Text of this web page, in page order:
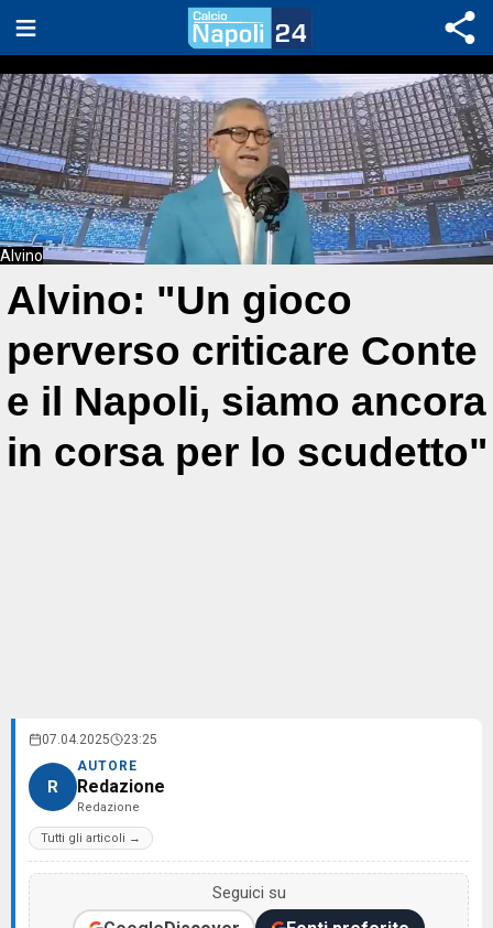
Alvino
Alvino: "Un gioco
perverso criticare Conte
e il Napoli, siamo ancora
in corsa per lo scudetto"
07.04.2025 23:25
R
AUTORE
Redazione
Redazione
Tutti gli articoli →
Seguici su